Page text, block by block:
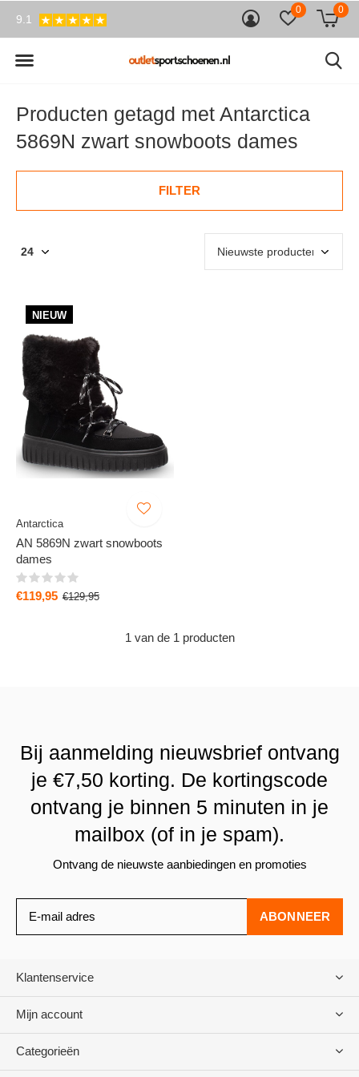
0 0
9.1
Producten getagd met Antarctica
5869N zwart snowboots dames
FILTER
NIEUW
Antarctica
AN 5869N zwart snowboots
dames
€119,95 €129,95
1 van de 1 producten
Bij aanmelding nieuwsbrief ontvang
je €7,50 korting. De kortingscode
ontvang je binnen 5 minuten in je
mailbox (of in je spam).
Ontvang de nieuwste aanbiedingen en promoties
ABONNEER
Klantenservice
Mijn account
Categorieën